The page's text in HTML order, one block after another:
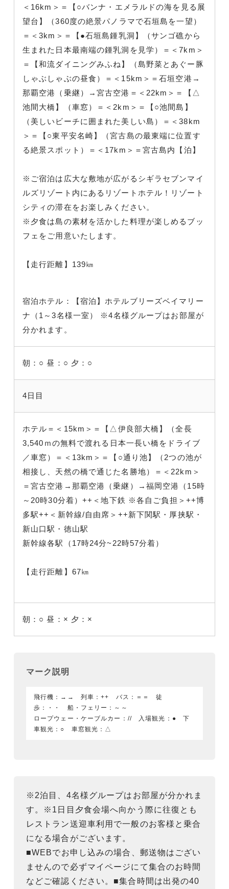
＜16km＞＝【○バンナ・エメラルドの海を見る展
望台】（360度の絶景パノラマで石垣島を一望）
＝＜3km＞＝【●石垣島鍾乳洞】（サンゴ礁から
生まれた日本最南端の鍾乳洞を見学）＝＜7km＞
＝【和流ダイニングみふね】（島野菜とあぐー豚
しゃぶしゃぶの昼食）＝＜15km＞＝石垣空港→
那覇空港（乗継）→宮古空港＝＜22km＞＝【△
池間大橋】（車窓）＝＜2km＞＝【○池間島】
（美しいビーチに囲まれた美しい島）＝＜38km
＞＝【○東平安名崎】（宮古島の最東端に位置す
る絶景スポット）＝＜17km＞＝宮古島内【泊】
※ご宿泊は広大な敷地が広がるシギラセブンマイ
ルズリゾート内にあるリゾートホテル！リゾート
シティの滞在をお楽しみください。
※夕食は島の素材を活かした料理が楽しめるブッ
フェをご用意いたします。
【走行距離】139㎞
宿泊ホテル：【宿泊】ホテルブリーズベイマリー
ナ（1～3名様一室） ※4名様グループはお部屋が
分かれます。
朝：○ 昼：○ 夕：○
4日目
ホテル＝＜15km＞＝【△伊良部大橋】（全長
3,540ｍの無料で渡れる日本一長い橋をドライブ
／車窓）＝＜13km＞＝【○通り池】（2つの池が
相接し、天然の橋で通じた名勝地）＝＜22km＞
＝宮古空港→那覇空港（乗継）→福岡空港（15時
～20時30分着）++＜地下鉄 ※各自ご負担＞++博
多駅++＜新幹線/自由席＞++新下関駅・厚挟駅・
新山口駅・徳山駅
新幹線各駅（17時24分~22時57分着）
【走行距離】67㎞
朝：○ 昼：× 夕：×
マーク説明
飛行機：→→ 列車：++ バス：＝＝ 徒
歩：・・ 船・フェリー：～～
ロープウェー・ケーブルカー：// 入場観光：● 下
車観光：○ 車窓観光：△
※2泊目、4名様グループはお部屋が分かれま
す。※1日目夕食会場へ向かう際に往復とも
レストラン送迎車利用で一般のお客様と乗合
になる場合がございます。
■WEBでお申し込みの場合、郵送物はござい
ませんので必ずマイページにて集合のお時間
などご確認ください。■集合時間は出発の40